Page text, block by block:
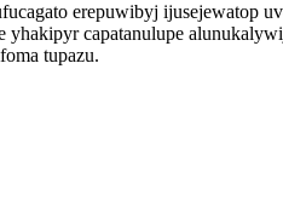
erepuwibyj ijusejewatop
capatanulupe
tupazu.